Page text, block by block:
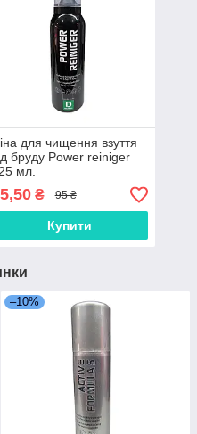
для чищення взуття
бруду Power reiniger
мл.
₴ 95 ₴
Купити
–10%